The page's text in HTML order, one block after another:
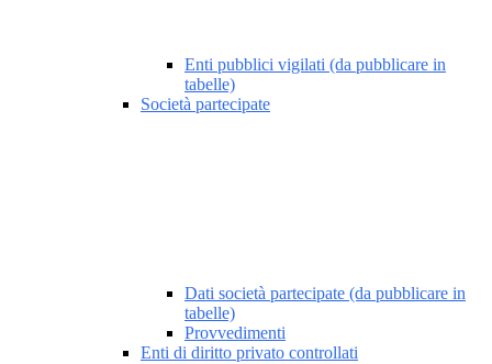
Enti pubblici vigilati (da pubblicare in
tabelle)
Società partecipate
Dati società partecipate (da pubblicare in
tabelle)
Provvedimenti
Enti di diritto privato controllati